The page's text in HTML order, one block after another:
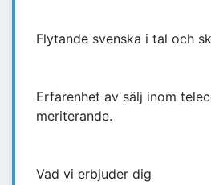
Flytande svenska i tal och
Erfarenhet av sälj inom
meriterande.
Vad vi erbjuder dig